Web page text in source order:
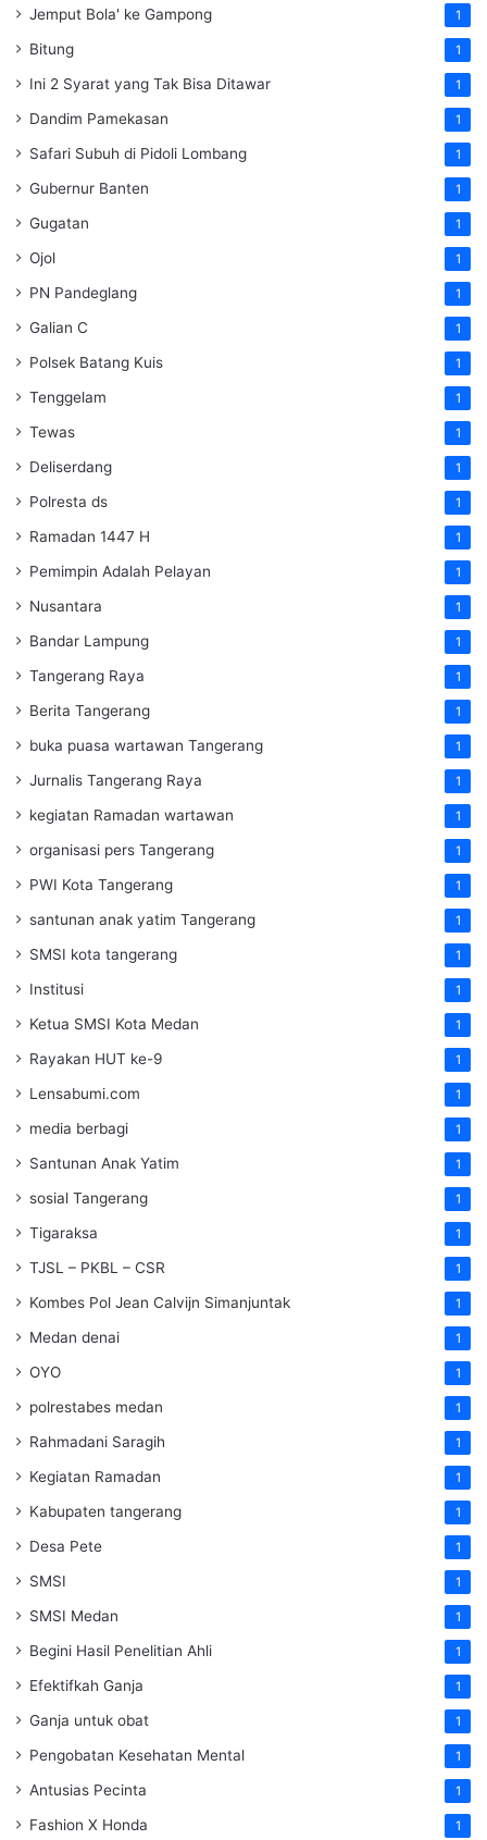
Jemput Bola' ke Gampong 1
Bitung 1
Ini 2 Syarat yang Tak Bisa Ditawar 1
Dandim Pamekasan 1
Safari Subuh di Pidoli Lombang 1
Gubernur Banten 1
Gugatan 1
Ojol 1
PN Pandeglang 1
Galian C 1
Polsek Batang Kuis 1
Tenggelam 1
Tewas 1
Deliserdang 1
Polresta ds 1
Ramadan 1447 H 1
Pemimpin Adalah Pelayan 1
Nusantara 1
Bandar Lampung 1
Tangerang Raya 1
Berita Tangerang 1
buka puasa wartawan Tangerang 1
Jurnalis Tangerang Raya 1
kegiatan Ramadan wartawan 1
organisasi pers Tangerang 1
PWI Kota Tangerang 1
santunan anak yatim Tangerang 1
SMSI kota tangerang 1
Institusi 1
Ketua SMSI Kota Medan 1
Rayakan HUT ke-9 1
Lensabumi.com 1
media berbagi 1
Santunan Anak Yatim 1
sosial Tangerang 1
Tigaraksa 1
TJSL – PKBL – CSR 1
Kombes Pol Jean Calvijn Simanjuntak 1
Medan denai 1
OYO 1
polrestabes medan 1
Rahmadani Saragih 1
Kegiatan Ramadan 1
Kabupaten tangerang 1
Desa Pete 1
SMSI 1
SMSI Medan 1
Begini Hasil Penelitian Ahli 1
Efektifkah Ganja 1
Ganja untuk obat 1
Pengobatan Kesehatan Mental 1
Antusias Pecinta 1
Fashion X Honda 1